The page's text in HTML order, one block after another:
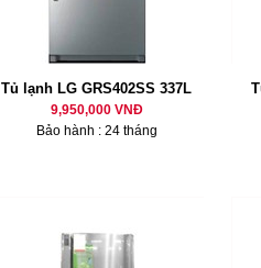
Tủ lạnh LG GRS402SS 337L
9,950,000 VNĐ
Bảo hành : 24 tháng